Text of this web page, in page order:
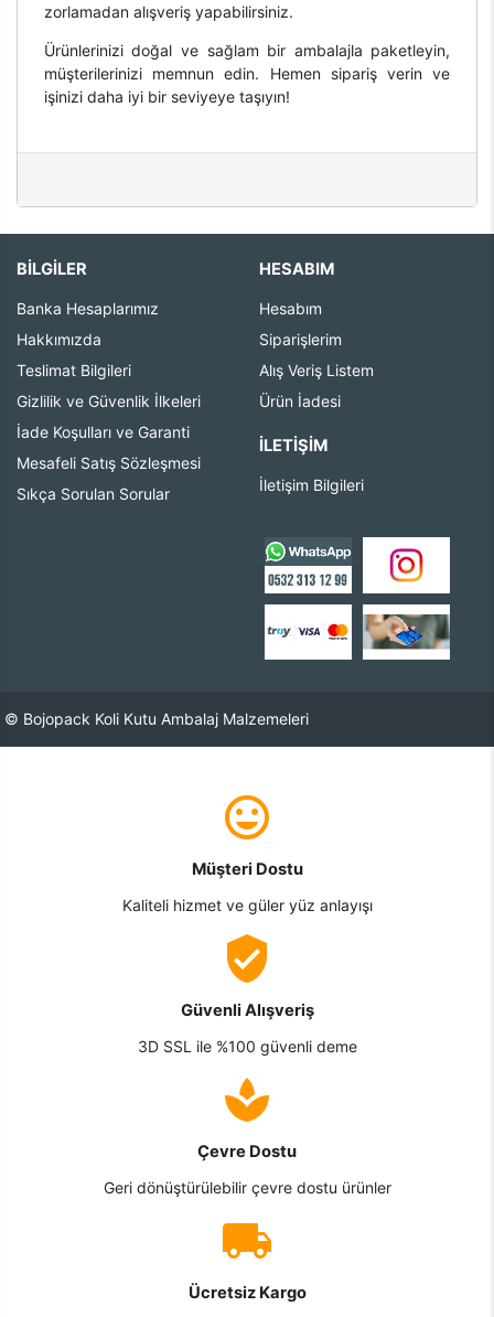
zorlamadan alışveriş yapabilirsiniz.
Ürünlerinizi doğal ve sağlam bir ambalajla paketleyin,
müşterilerinizi memnun edin. Hemen sipariş verin ve
işinizi daha iyi bir seviyeye taşıyın!
BİLGİLER
Banka Hesaplarımız
Hakkımızda
Teslimat Bilgileri
Gizlilik ve Güvenlik İlkeleri
İade Koşulları ve Garanti
Mesafeli Satış Sözleşmesi
Sıkça Sorulan Sorular
HESABIM
Hesabım
Siparişlerim
Alış Veriş Listem
Ürün İadesi
İLETIŞIM
İletişim Bilgileri
© Bojopack Koli Kutu Ambalaj Malzemeleri
Müşteri Dostu
Kaliteli hizmet ve güler yüz anlayışı
Güvenli Alışveriş
3D SSL ile %100 güvenli deme
Çevre Dostu
Geri dönüştürülebilir çevre dostu ürünler
Ücretsiz Kargo